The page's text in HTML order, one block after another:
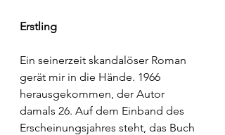
Erstling
Ein seinerzeit skandalöser Roman
gerät mir in die Hände. 1966
herausgekommen, der Autor
damals 26. Auf dem Einband des
Erscheinungsjahres steht, das Buch